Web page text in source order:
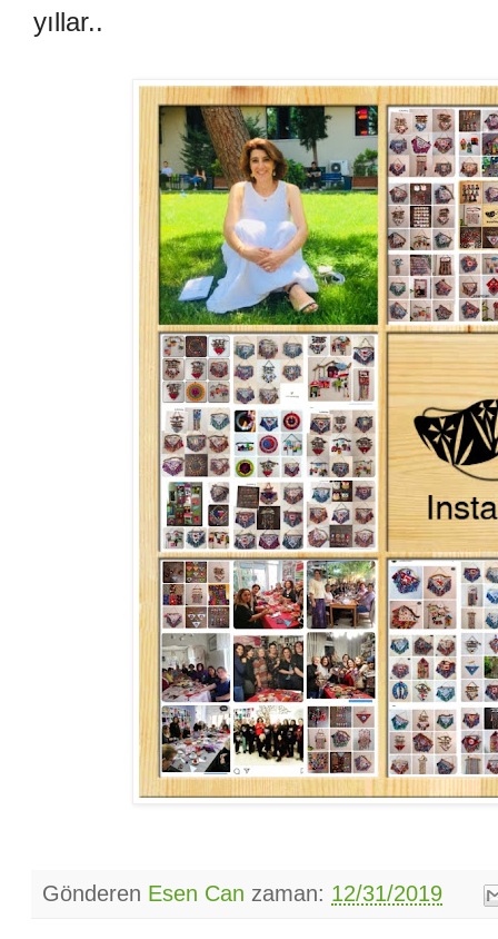
yıllar..
Gönderen Esen Can zaman: 12/31/2019